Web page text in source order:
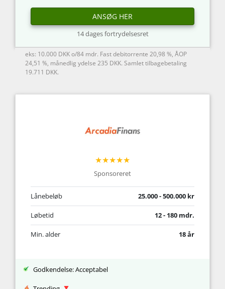
ANSØG HER
14 dages fortrydelsesret
eks: 10.000 DKK o/84 mdr. Fast debitorrente 20,98 %, ÅOP
24,51 %, månedlig ydelse 235 DKK. Samlet tilbagebetaling
19.711 DKK.
★★★★★
Sponsoreret
Lånebeløb 25.000 - 500.000 kr
Løbetid 12 - 180 mdr.
Min. alder 18 år
Godkendelse: Acceptabel